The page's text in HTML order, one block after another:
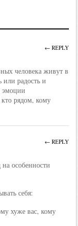
человека живут в
или радость и
эмоции
рядом, кому
← REPLY
особенности
себя:
хуже вас, кому
← REPLY